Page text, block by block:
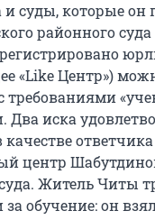
суды, которые он
районного
«Like Центр»)
требованиями
Два иска
качестве
центр
Житель Читы
за обучение: он